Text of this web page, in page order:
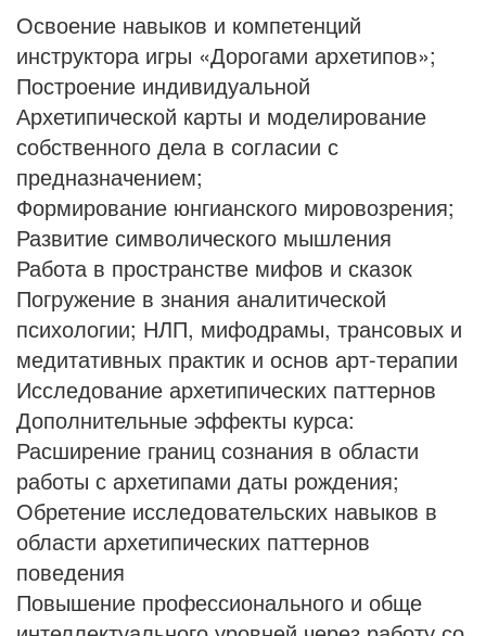
Освоение навыков и компетенций
инструктора игры «Дорогами архетипов»;
Построение индивидуальной
Архетипической карты и моделирование
собственного дела в согласии с
предназначением;
Формирование юнгианского мировозрения;
Развитие символического мышления
Работа в пространстве мифов и сказок
Погружение в знания аналитической
психологии; НЛП, мифодрамы, трансовых и
медитативных практик и основ арт-терапии
Исследование архетипических паттернов
Дополнительные эффекты курса:
Расширение границ сознания в области
работы с архетипами даты рождения;
Обретение исследовательских навыков в
области архетипических паттернов
поведения
Повышение профессионального и обще